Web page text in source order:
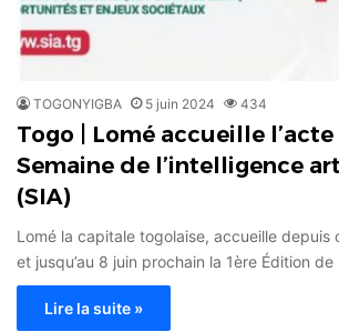
TOGONYIGBA 5 juin 2024 434
Togo | Lomé accueille l’acte
Semaine de l’intelligence
(SIA)
Lomé la capitale togolaise, accueille depuis
et jusqu’au 8 juin prochain la 1ère Édition de
Lire la suite »